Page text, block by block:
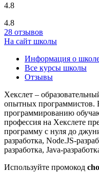
4.8
4.8
28 отзывов
На сайт школы
Информация о
Все курсы школы
Отзывы
Хекслет –
опытных программистов.
программированию
профессия на Хекслете
программу с нуля до
разработка, Node.JS-
разработка, Java-
Используйте промокод